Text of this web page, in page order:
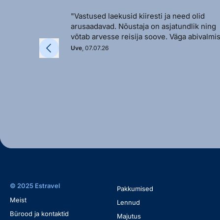
"Vastused laekusid kiiresti ja need olid
arusaadavad. Nõustaja on asjatundlik ning
võtab arvesse reisija soove. Väga
Uve, 07.07.26
© 2025 Estravel
Meist
Bürood ja kontaktid
Pakkumised
Lennud
Majutus